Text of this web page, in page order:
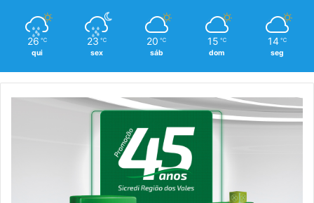
26 ℃
qui
23 ℃
sex
20 ℃
sáb
15 ℃
dom
14 ℃
seg